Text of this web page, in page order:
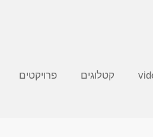
קטלוגים
פרויקטים